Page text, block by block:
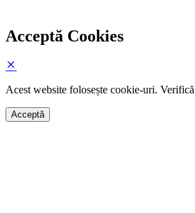
Acceptă Cookies
Acest website folosește cookie-uri. Verifică
Acceptă